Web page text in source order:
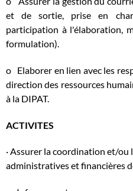
et de sortie, prise en
participation à l'élaboration,
formulation).
o Elaborer en lien avec les
direction des ressources
à la DIPAT.
ACTIVITES
· Assurer la coordination et/
administratives et financières